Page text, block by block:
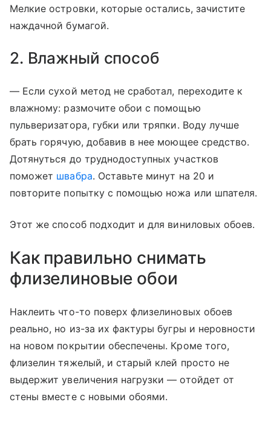
Мелкие островки, которые остались, зачистите
наждачной бумагой.
2. Влажный способ
— Если сухой метод не сработал, переходите к
влажному: размочите обои с помощью
пульверизатора, губки или тряпки. Воду лучше
брать горячую, добавив в нее моющее средство.
Дотянуться до труднодоступных участков
поможет швабра. Оставьте минут на 20 и
повторите попытку с помощью ножа или шпателя.
Этот же способ подходит и для виниловых обоев.
Как правильно снимать
флизелиновые обои
Наклеить что-то поверх флизелиновых обоев
реально, но из-за их фактуры бугры и неровности
на новом покрытии обеспечены. Кроме того,
флизелин тяжелый, и старый клей просто не
выдержит увеличения нагрузки — отойдет от
стены вместе с новыми обоями.